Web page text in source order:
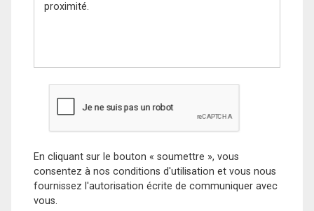
En cliquant sur le bouton « soumettre », vous
consentez à nos conditions d'utilisation et vous nous
fournissez l'autorisation écrite de communiquer avec
vous.